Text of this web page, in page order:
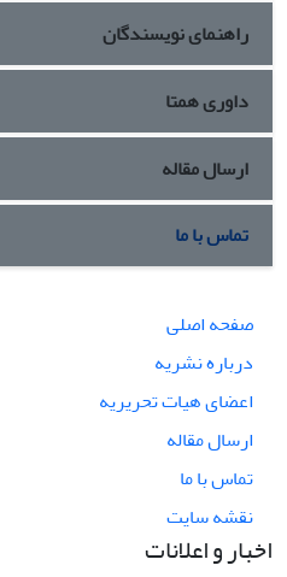
راهنمای نویسندگان
داوری همتا
ارسال مقاله
تماس با ما
صفحه اصلی
درباره نشریه
اعضای هیات تحریریه
ارسال مقاله
تماس با ما
نقشه سایت
اخبار و اعلانات